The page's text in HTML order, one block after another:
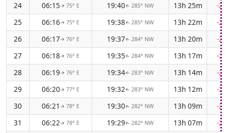
24
06:15↑ 75° E 19:40↑ 285° NW 13h 25m
-
25
06:16↑ 75° E 19:38↑ 285° NW 13h 22m
-
26
06:17↑ 76° E 19:37↑ 284° NW 13h 20m
-
27
06:18↑ 76° E 19:35↑ 284° NW 13h 17m
-
28
06:19↑ 76° E 19:34↑ 283° NW 13h 14m
-
29
06:20↑ 77° E 19:32↑ 283° NW 13h 12m
-
30
06:21 ↑ 78° E 19:30↑ 282° NW 13h 09m
-
31
06:22↑ 78° E 19:29↑ 282° NW 13h 07m -